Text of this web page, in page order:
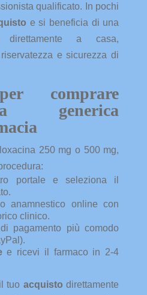
qualificato. In pochi
e si beneficia di una
a casa,
e sicurezza di
comprare
generica
250 mg o 500 mg,
portale e seleziona il
anamnestico online con
clinico.
pagamento più comodo
e ricevi il farmaco in 2-4
tuo acquisto direttamente